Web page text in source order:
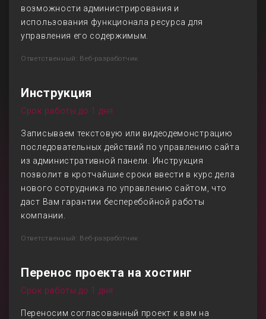
возможности администрирования и
использования функционала ресурса для
управления его содержимым.
Ответственный: Веб-разработчик
Инструкция
Срок работы до 1 дня
Записываем текстовую или видеодемонстрацию
последовательных действий по управлению сайта
из административной панели. Инструкция
позволит в кротчайшие сроки ввести в курс дела
нового сотрудника по управлению сайтом, что
даст Вам гарантии бесперебойной работы
компании.
Ответственный: Веб-разработчик
Перенос проекта на хостинг
Срок работы до 1 дня
Переносим согласованный проект к вам на